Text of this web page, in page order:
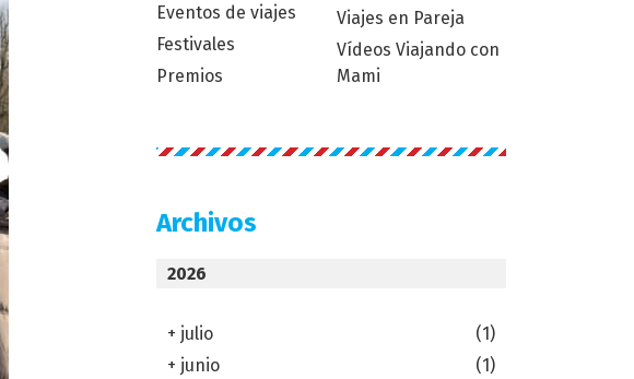
Eventos de viajes
Festivales
Premios
Viajes en Pareja
Vídeos Viajando con
Mami
Archivos
2026
+ julio
(1)
+ junio
(1)